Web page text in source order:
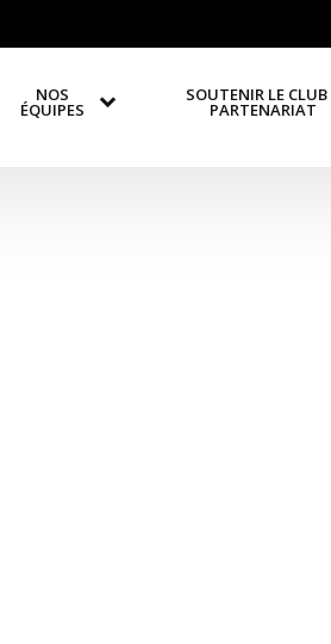
NOS
ÉQUIPES
SOUTENIR LE CLUB
PARTENARIAT